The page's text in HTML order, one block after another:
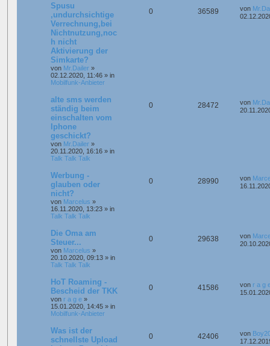
Spusu
,undurchsichtige
Verrechnung,bei
Nichtnutzung,noc
h nicht
Aktivierung der
Simkarte?
von Mr.Dailer »
02.12.2020, 11:46 » in
Mobilfunk-Anbieter
0 36589 von
alte sms werden
ständig beim
einschalten vom
Iphone
geschickt?
von Mr.Dailer »
20.11.2020, 16:16 » in
Talk Talk Talk
0 28472 von
Werbung -
glauben oder
nicht?
von Marcelus »
16.11.2020, 13:23 » in
Talk Talk Talk
0 28990 von
Die Oma am
Steuer...
von Marcelus »
20.10.2020, 09:13 » in
Talk Talk Talk
0 29638 von
HoT Roaming -
Bescheid der TKK
von r a g e »
15.01.2020, 14:45 » in
Mobilfunk-Anbieter
0 41586 von r a g
Was ist der
schnellste Upload
0 42406 von